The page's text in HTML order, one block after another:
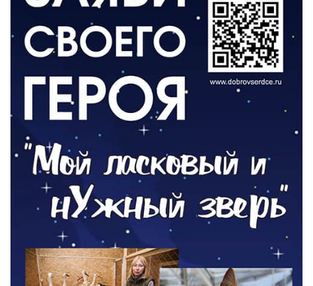
День памяти и «Симфония народов»
06.08.2026
Новый настил на экотропе
05.08.2026